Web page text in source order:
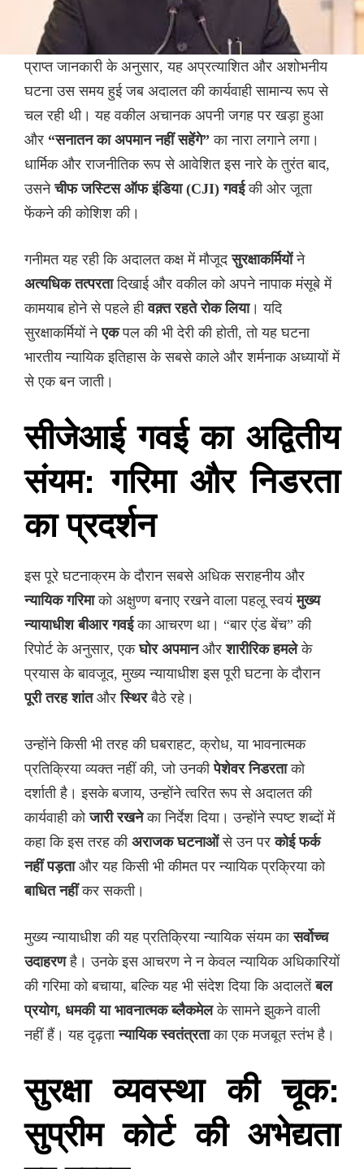
प्राप्त जानकारी के अनुसार, यह अप्रत्याशित और अशोभनीय
घटना उस समय हुई जब अदालत की कार्यवाही सामान्य रूप से
चल रही थी। यह वकील अचानक अपनी जगह पर खड़ा हुआ
और “सनातन का अपमान नहीं सहेंगे” का नारा लगाने लगा।
धार्मिक और राजनीतिक रूप से आवेशित इस नारे के तुरंत बाद,
उसनेचीफ जस्टिस ऑफ इंडिया (CJI) गवईकी ओर जूता
फेंकने की कोशिश की।
गनीमत यह रही कि अदालत कक्ष में मौजूदसुरक्षाकर्मियोंने
अत्यधिक तत्परतादिखाई और वकील को अपने नापाक मंसूबे में
कामयाब होने से पहले हीवक़्त रहते रोक लिया। यदि
सुरक्षाकर्मियों नेएकपल की भी देरी की होती, तो यह घटना
भारतीय न्यायिक इतिहास के सबसे काले और शर्मनाक अध्यायों में
से एक बन जाती।
सीजेआई गवई का अद्वितीय
संयम: गरिमा और निडरता
का प्रदर्शन
इस पूरे घटनाक्रम के दौरान सबसे अधिक सराहनीय और
न्यायिक गरिमाको अक्षुण्ण बनाए रखने वाला पहलू स्वयंमुख्य
न्यायाधीश बीआर गवईका आचरण था। “बार एंड बेंच” की
रिपोर्ट के अनुसार, एकघोर अपमानऔरशारीरिक हमलेके
प्रयास के बावजूद, मुख्य न्यायाधीश इस पूरी घटना के दौरान
पूरी तरह शांतऔरस्थिरबैठे रहे।
उन्होंने किसी भी तरह की घबराहट, क्रोध, या भावनात्मक
प्रतिक्रिया व्यक्त नहीं की, जो उनकीपेशेवर निडरताको
दर्शाती है। इसके बजाय, उन्होंने त्वरित रूप से अदालत की
कार्यवाही कोजारी रखनेका निर्देश दिया। उन्होंने स्पष्ट शब्दों में
कहा कि इस तरह की अराजक घटनाओंसे उन परकोई फर्क
नहीं पड़ताऔर यह किसी भी कीमत पर न्यायिक प्रक्रिया को
बाधित नहींकर सकती।
मुख्य न्यायाधीश की यह प्रतिक्रिया न्यायिक संयम कासर्वोच्च
उदाहरणहै। उनके इस आचरण ने न केवल न्यायिक अधिकारियों
की गरिमा को बचाया, बल्कि यह भी संदेश दिया कि अदालतेंबल
प्रयोग, धमकी या भावनात्मक ब्लैकमेलके सामने झुकने वाली
नहीं हैं। यह दृढ़तान्यायिक स्वतंत्रताका एक मजबूत स्तंभ है।
सुरक्षा व्यवस्था की चूक:
सुप्रीम कोर्ट की अभेद्यता